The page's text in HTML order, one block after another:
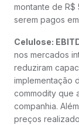
montante de R$
serem pagos em
Celulose:
nos mercados
reduziram
implementação
commodity que
companhia.
preços